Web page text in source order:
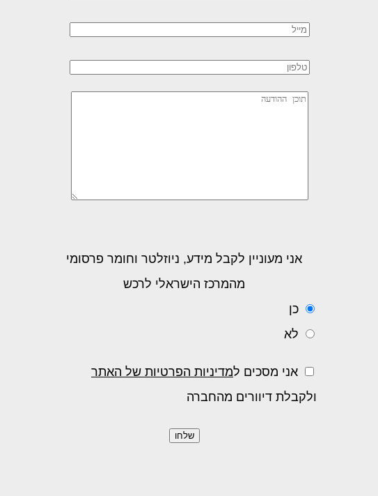
אני מעוניין לקבל מידע, ניוזלטר וחומר פרסומי
מהמרכז הישראלי לרכש
כן
לא
אני מסכים למדיניות הפרטיות של האתר
ולקבלת דיוורים מהחברה